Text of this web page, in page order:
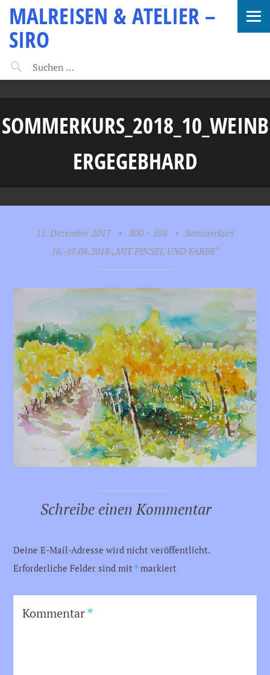
MALREISEN & ATELIER –
SIRO
SOMMERKURS_2018_10_WEINB
ERGEGEBHARD
11. Dezember 2017 • 800 × 586 • Sommerkurs
16.-19.08.2018 „MIT PINSEL UND FARBE“
Schreibe einen Kommentar
Deine E-Mail-Adresse wird nicht veröffentlicht.
Erforderliche Felder sind mit * markiert
Kommentar*